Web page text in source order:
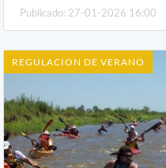
Publicado: 27-01-2026 16:00
REGULACION DE VERANO